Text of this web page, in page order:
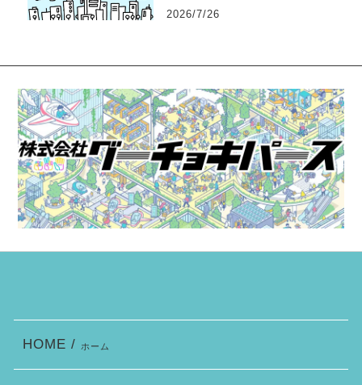
2026/7/26
HOME / ホーム